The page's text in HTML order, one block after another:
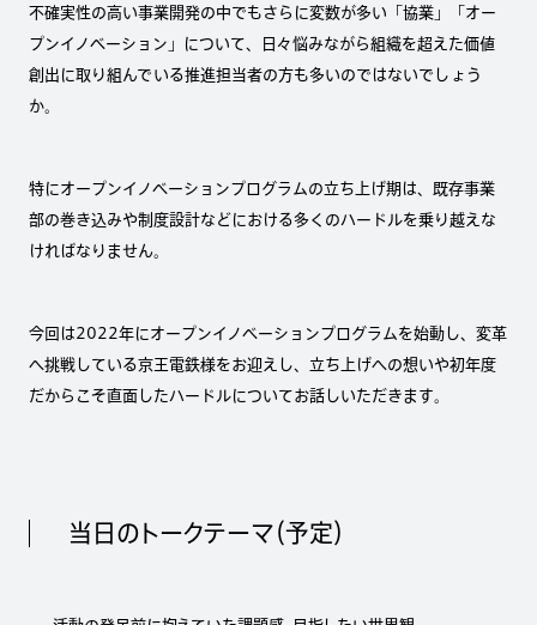
不確実性の高い事業開発の中でもさらに変数が多い「協業」「オー
プンイノベーション」について、日々悩みながら組織を超えた価値
創出に取り組んでいる推進担当者の方も多いのではないでしょう
か。
特にオープンイノベーションプログラムの立ち上げ期は、既存事業
部の巻き込みや制度設計などにおける多くのハードルを乗り越えな
ければなりません。
今回は2022年にオープンイノベーションプログラムを始動し、変革
へ挑戦している京王電鉄様をお迎えし、立ち上げへの想いや初年度
だからこそ直面したハードルについてお話しいただきます。
当日のトークテーマ（予定）